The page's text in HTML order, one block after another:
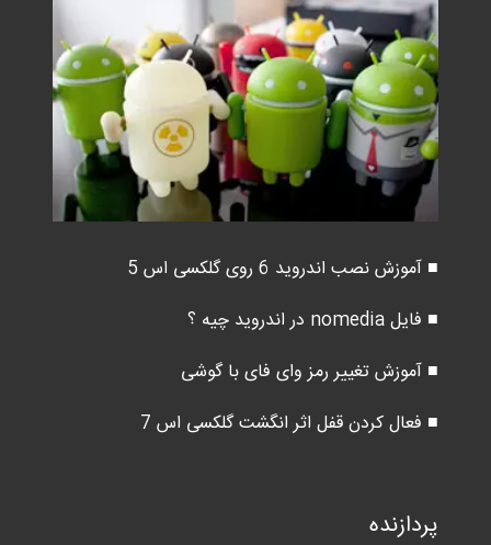
■ آموزش نصب اندروید 6 روی گلکسی اس 5
■ فایل nomedia در اندروید چیه ؟
■ آموزش تغییر رمز وای فای با گوشی
■ فعال کردن قفل اثر انگشت گلکسی اس 7
پردازنده